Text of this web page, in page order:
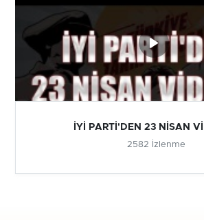
İYİ PARTİ'DEN 23 NİSAN
2582 İzlenme